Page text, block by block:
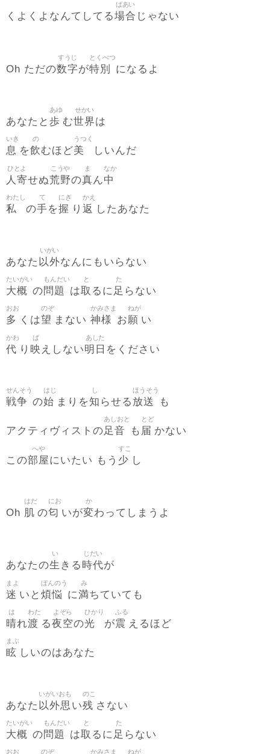
くよくよなんてしてる場合
ばあい
じゃない
Oh ただの数字
すうじ
が特別
とくべつ
になるよ
あなたと 歩
あゆ
む世界
せかい
は
息
いき
を飲
の
むほど美
うつく
しいんだ
人寄
ひとよ
せぬ荒野
こうや
の真
ま
ん中
なか
私
わたし
の手
て
を握
にぎ
り 返
かえ
したあなた
あなた 以外
いがい
なんにもいらない
大概
たいがい
の問題
もんだい
は取
と
るに 足
た
らない
多
おお
くは望
のぞ
まない 神様
かみさま
お願
ねが
い
代
かわ
り 映
ば
えしない明日
あした
をください
戦争
せんそう
の始
はじ
まりを知
し
らせる 放送
ほうそう
も
アクティヴィストの足音
あしおと
も 届
とど
かない
この部屋
へや
にいたい もう 少
すこ
し
Oh 肌
はだ
の匂
にお
いが変
か
わってしまうよ
あなたの生
い
きる 時代
じだい
が
迷
まよ
いと 煩悩
ぼんのう
に満
み
ちていても
晴
は
れ渡
わた
る夜空
よぞら
の光
ひかり
が震
ふる
えるほど
眩
まぶ
しいのはあなた
あなた 以外思
いがいおも
い残
のこ
さない
大概
たいがい
の問題
もんだい
は取
と
るに 足
た
らない
おお のぞ かみさま ねが